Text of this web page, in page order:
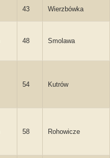
43 Wierzbówka
48 Smolawa
54 Kutrów
58 Rohowicze